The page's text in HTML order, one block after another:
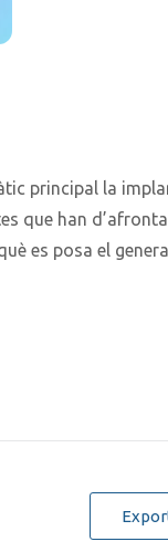
principal la
que han
es posa el